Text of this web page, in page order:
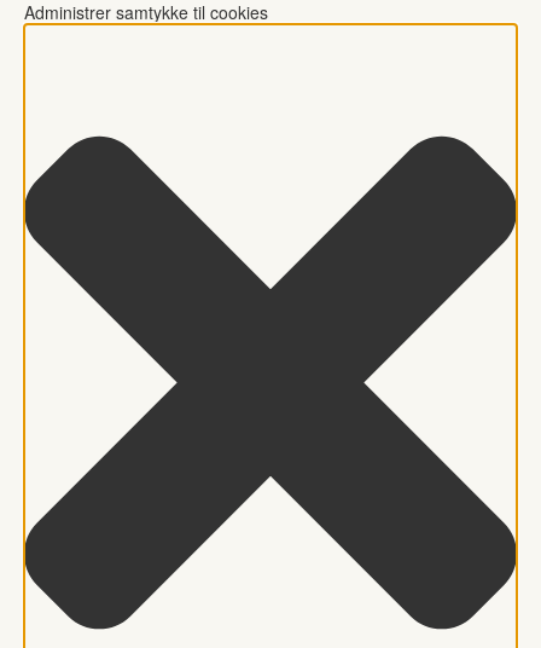
Administrer samtykke til cookies